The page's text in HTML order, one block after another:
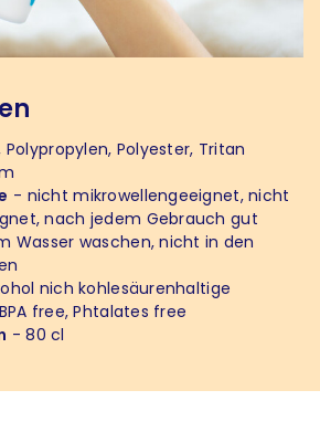
Polypropylen, Polyester, Tritan
- nicht mikrowellengeeignet, nicht
nach jedem Gebrauch gut
Wasser waschen, nicht in den
nich kohlesäurenhaltige
free, Phtalates free
- 80 cl